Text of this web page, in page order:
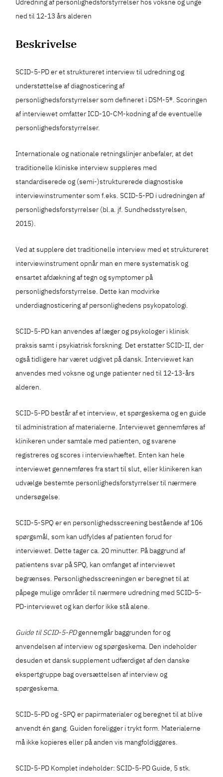
Udredning af personlighedsforstyrrelser hos voksne og unge
ned til 12-13 års alderen
Beskrivelse
SCID-5-PD er et struktureret interview til udredning og
understøttelse af diagnosticering af
personlighedsforstyrrelser som defineret i DSM-5®. Scoringen
af interviewet omfatter ICD-10-CM-kodning af de eventuelle
personlighedsforstyrrelser.
Internationale og nationale retningslinjer anbefaler, at det
traditionelle kliniske interview suppleres med
standardiserede og (semi-)strukturerede diagnostiske
interviewinstrumenter som f.eks. SCID-5-PD i udredningen af
personlighedsforstyrrelser (bl.a. jf. Sundhedsstyrelsen,
2015).
Ved at supplere det traditionelle interview med et struktureret
interviewinstrument opnår man en mere systematisk og
ensartet afdækning af tegn og symptomer på
personlighedsforstyrrelse. Dette kan modvirke
underdiagnosticering af personlighedens psykopatologi.
SCID-5-PD kan anvendes af læger og psykologer i klinisk
praksis samt i psykiatrisk forskning. Det erstatter SCID-II, der
også tidligere har været udgivet på dansk. Interviewet kan
anvendes med voksne og unge patienter ned til 12-13-års
alderen.
SCID-5-PD består af et interview, et spørgeskema og en guide
til administration af materialerne. Interviewet gennemføres af
klinikeren under samtale med patienten, og svarene
registreres og scores i interviewhæftet. Enten kan hele
interviewet gennemføres fra start til slut, eller klinikeren kan
udvælge bestemte personlighedsforstyrrelser til nærmere
undersøgelse.
SCID-5-SPQ er en personlighedsscreening bestående af 106
spørgsmål, som kan udfyldes af patienten forud for
interviewet. Dette tager ca. 20 minutter. På baggrund af
patientens svar på SPQ, kan omfanget af interviewet
begrænses. Personlighedsscreeningen er beregnet til at
påpege mulige områder til nærmere udredning med SCID-5-
PD-interviewet og kan derfor ikke stå alene.
Guide til SCID-5-PDgennemgår baggrunden for og
anvendelsen af interview og spørgeskema. Den indeholder
desuden et dansk supplement udfærdiget af den danske
ekspertgruppe bag oversættelsen af interview og
spørgeskema.
SCID-5-PD og -SPQ er papirmaterialer og beregnet til at blive
anvendt én gang. Guiden foreligger i trykt form. Materialerne
må ikke kopieres eller på anden vis mangfoldiggøres.
SCID-5-PD Komplet indeholder: SCID-5-PD Guide, 5 stk.